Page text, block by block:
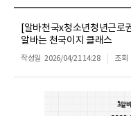
[알바천국x청소년청년근
알바는 천국이지 클래스
작성일 2026/04/21 14:28 조회